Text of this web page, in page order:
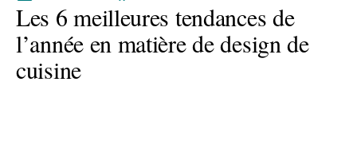
Les 6 meilleures tendances de
l’année en matière de design de
cuisine